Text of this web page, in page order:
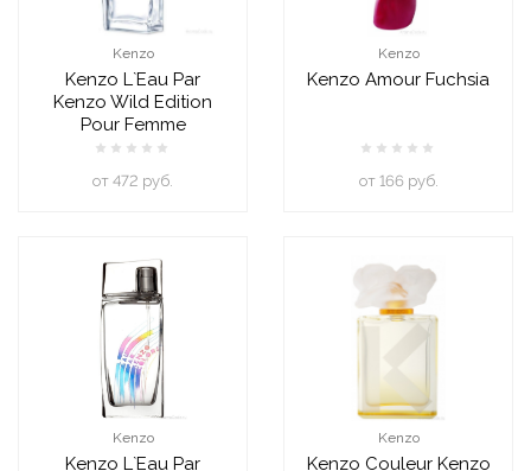
Kenzo
Kenzo L`Eau Par
Kenzo Wild Edition
Pour Femme
oт 472 руб.
Kenzo
Kenzo Amour Fuchsia
oт 166 руб.
Kenzo
Kenzo L`Eau Par
Kenzo
Kenzo Couleur Kenzo